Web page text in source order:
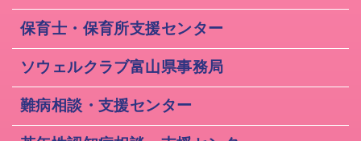
保育士・保育所支援センター
ソウェルクラブ富山県事務局
難病相談・支援センター